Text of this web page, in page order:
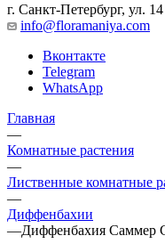
г. Санкт-Петербург, ул.
info@floramaniya.com
Вконтакте
Telegram
WhatsApp
Главная
—
Комнатные растения
—
Лиственные комнатные
—
Диффенбахии
—Диффенбахия Саммер